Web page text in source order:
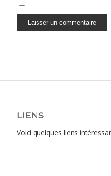
LIENS
Voici quelques liens